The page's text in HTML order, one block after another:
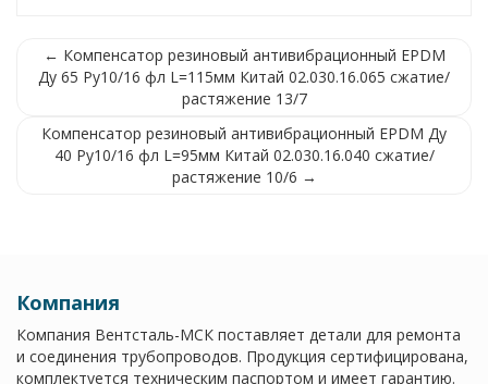
← Компенсатор резиновый антивибрационный EPDM
Ду 65 Ру10/16 фл L=115мм Китай 02.030.16.065 сжатие/
растяжение 13/7
Компенсатор резиновый антивибрационный EPDM Ду
40 Ру10/16 фл L=95мм Китай 02.030.16.040 сжатие/
растяжение 10/6 →
Компания
Компания Вентсталь-МСК поставляет детали для ремонта
и соединения трубопроводов. Продукция сертифицирована,
комплектуется техническим паспортом и имеет гарантию.